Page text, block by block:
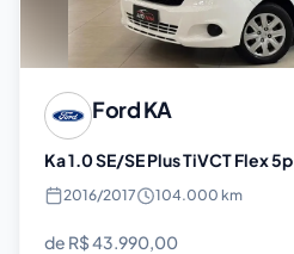
FordKA
Ka 1.0 SE/SE Plus TiVCT Flex 5p
2016/2017 104.000 km
de R$43.990,00